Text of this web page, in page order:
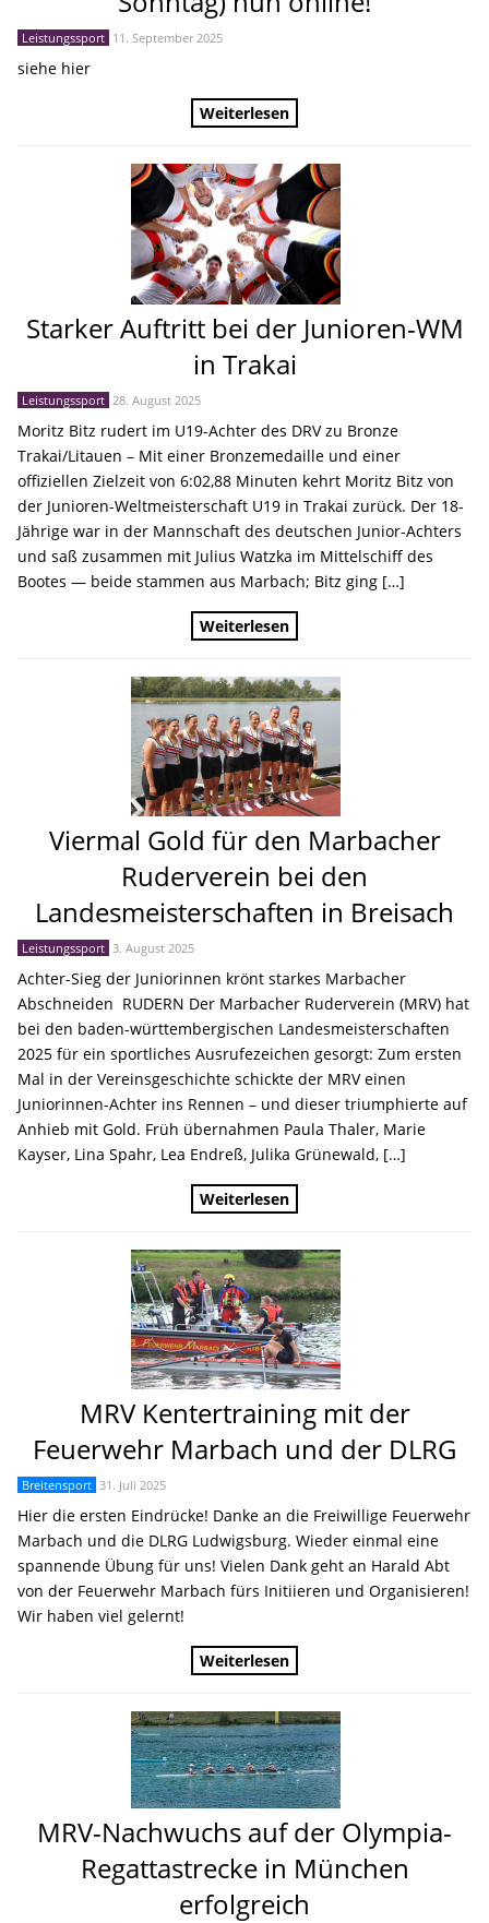
Leistungssport 11. September 2025
siehe hier
Weiterlesen
Starker Auftritt bei der Junioren-WM
in Trakai
Leistungssport 28. August 2025
Moritz Bitz rudert im U19-Achter des DRV zu Bronze
Trakai/Litauen – Mit einer Bronzemedaille und einer
offiziellen Zielzeit von 6:02,88 Minuten kehrt Moritz Bitz von
der Junioren-Weltmeisterschaft U19 in Trakai zurück. Der 18-
Jährige war in der Mannschaft des deutschen Junior-Achters
und saß zusammen mit Julius Watzka im Mittelschiff des
Bootes — beide stammen aus Marbach; Bitz ging […]
Weiterlesen
Viermal Gold für den Marbacher
Ruderverein bei den
Landesmeisterschaften in Breisach
Leistungssport 3. August 2025
Achter-Sieg der Juniorinnen krönt starkes Marbacher
Abschneiden RUDERN Der Marbacher Ruderverein (MRV) hat
bei den baden-württembergischen Landesmeisterschaften
2025 für ein sportliches Ausrufezeichen gesorgt: Zum ersten
Mal in der Vereinsgeschichte schickte der MRV einen
Juniorinnen-Achter ins Rennen – und dieser triumphierte auf
Anhieb mit Gold. Früh übernahmen Paula Thaler, Marie
Kayser, Lina Spahr, Lea Endreß, Julika Grünewald, […]
Weiterlesen
MRV Kentertraining mit der
Feuerwehr Marbach und der DLRG
Breitensport 31. Juli 2025
Hier die ersten Eindrücke! Danke an die Freiwillige Feuerwehr
Marbach und die DLRG Ludwigsburg. Wieder einmal eine
spannende Übung für uns! Vielen Dank geht an Harald Abt
von der Feuerwehr Marbach fürs Initiieren und Organisieren!
Wir haben viel gelernt!
Weiterlesen
MRV-Nachwuchs auf der Olympia-
Regattastrecke in München
erfolgreich